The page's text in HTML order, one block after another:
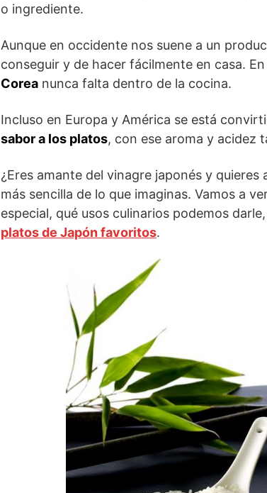
o ingrediente.
Aunque en occidente nos suene a un
conseguir y de hacer fácilmente en casa.
Corea nunca falta dentro de la cocina.
Incluso en Europa y América se está
sabor a los platos, con ese aroma y acidez
¿Eres amante del vinagre japonés y
más sencilla de lo que imaginas. Vamos a
especial, qué usos culinarios podemos
platos de Japón favoritos.